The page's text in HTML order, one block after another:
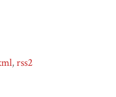
,rss2